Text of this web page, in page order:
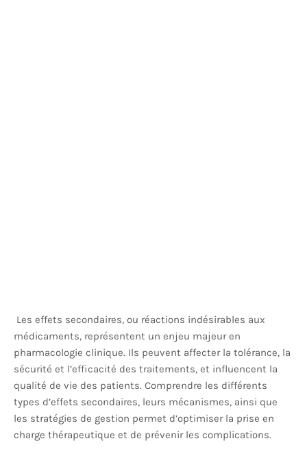
Les effets secondaires, ou réactions indésirables aux
médicaments, représentent un enjeu majeur en
pharmacologie clinique. Ils peuvent affecter la tolérance, la
sécurité et l’efficacité des traitements, et influencent la
qualité de vie des patients. Comprendre les différents
types d’effets secondaires, leurs mécanismes, ainsi que
les stratégies de gestion permet d’optimiser la prise en
charge thérapeutique et de prévenir les complications.